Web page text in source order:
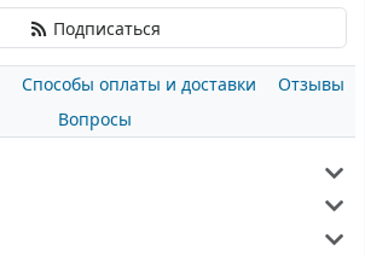
Подписаться
Способы оплаты и доставки
Отзывы
Вопросы